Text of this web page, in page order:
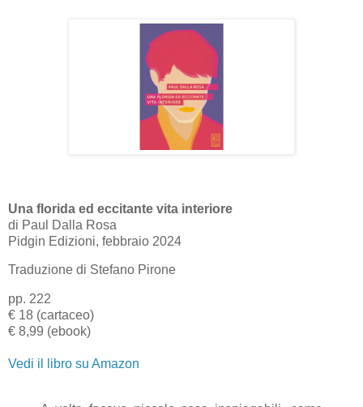
Una florida ed eccitante vita interiore
di Paul Dalla Rosa
Pidgin Edizioni, febbraio 2024
Traduzione di Stefano Pirone
pp. 222
€ 18 (cartaceo)
€ 8,99 (ebook)
Vedi il libro su Amazon